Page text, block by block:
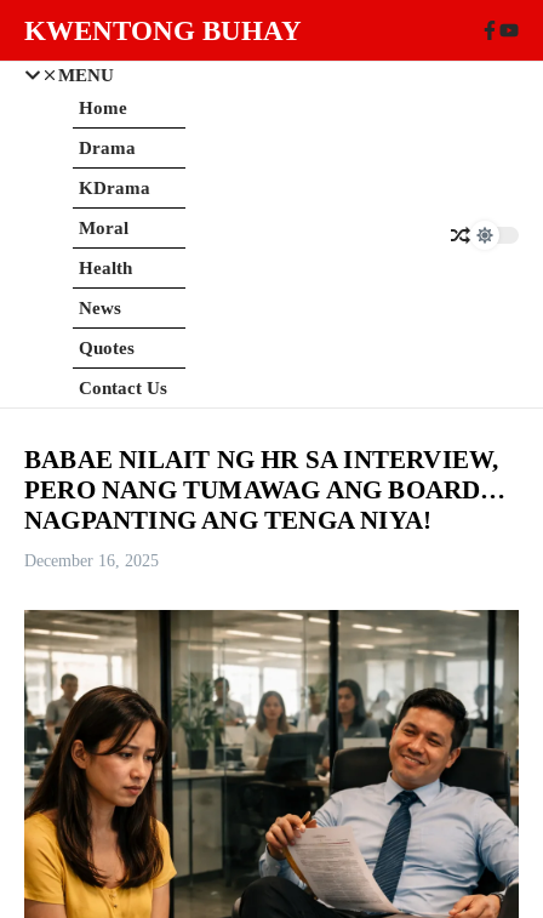
KWENTONG BUHAY
MENU
Home
Drama
KDrama
Moral
Health
News
Quotes
Contact Us
BABAE NILAIT NG HR SA INTERVIEW,
PERO NANG TUMAWAG ANG BOARD…
NAGPANTING ANG TENGA NIYA!
December 16, 2025